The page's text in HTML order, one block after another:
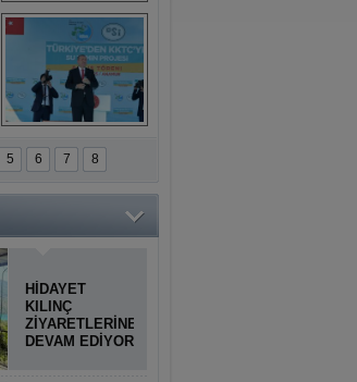
Doğan Cüceloğlu,
İstanbul’da Mersinli
hemşerileriyle
buluştu
KKTC’ye Su Temin
Projesi açılışı
5 6 7 8
HİDAYET
KILINÇ
ZİYARETLERİNE
DEVAM EDİYOR